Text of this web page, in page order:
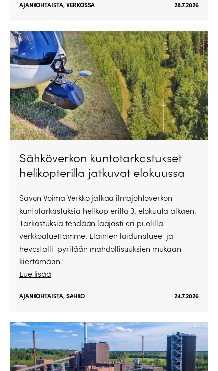
AJANKOHTAISTA,VERKOSSA 28.7.2026
Sähköverkon kuntotarkastukset
helikopterilla jatkuvat elokuussa
Savon Voima Verkko jatkaa ilmajohtoverkon
kuntotarkastuksia helikopterilla 3. elokuuta alkaen.
Tarkastuksia tehdään laajasti eri puolilla
verkkoaluettamme. Eläinten laidunalueet ja
hevostallit pyritään mahdollisuuksien mukaan
kiertämään.
Lue lisää
AJANKOHTAISTA,SÄHKÖ 24.7.2026